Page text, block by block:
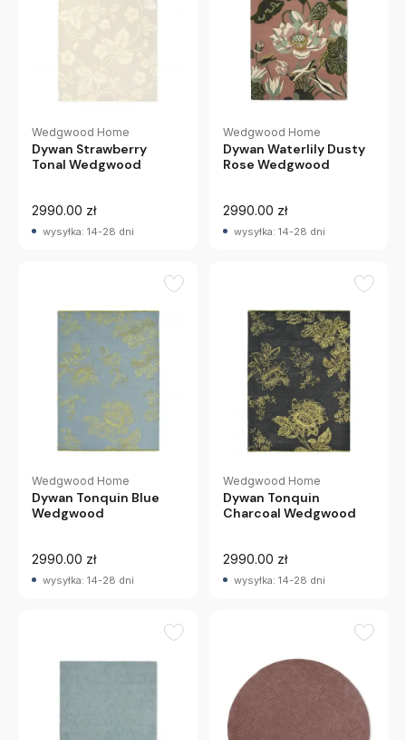
Wedgwood Home
Dywan Strawberry
Tonal Wedgwood
2990.00 zł
wysyłka: 14-28 dni
Wedgwood Home
Dywan Waterlily Dusty
Rose Wedgwood
2990.00 zł
wysyłka: 14-28 dni
Wedgwood Home
Dywan Tonquin Blue
Wedgwood
2990.00 zł
wysyłka: 14-28 dni
Wedgwood Home
Dywan Tonquin
Charcoal Wedgwood
2990.00 zł
wysyłka: 14-28 dni